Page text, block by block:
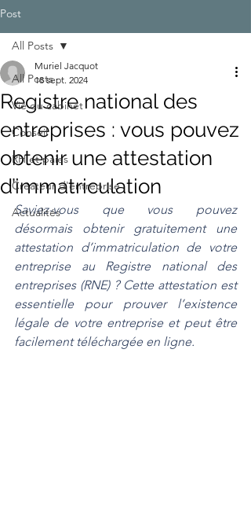
Post
All Posts
Vie du cabinet
Conseil
RH et paies
Créateur d'entreprise
Actualités
All Posts
Registre national des
entreprises : vous pouvez
obtenir une attestation
d’immatriculation
Muriel Jacquot
18 sept. 2024
Saviez-vous que vous pouvez
désormais obtenir gratuitement une
attestation d’immatriculation de votre
entreprise au Registre national des
entreprises (RNE) ? Cette attestation est
essentielle pour prouver l’existence
légale de votre entreprise et peut être
facilement téléchargée en ligne.